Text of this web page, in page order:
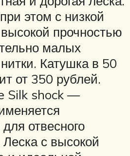
этом с низкой
прочностью
малых
Катушка в 50
от 350 рублей.
Silk shock —
отвесного
с высокой